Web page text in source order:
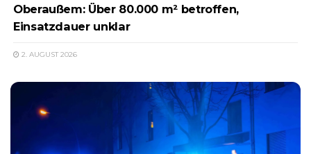
Oberaußem: Über 80.000 m² betroffen,
Einsatzdauer unklar
2. AUGUST 2026